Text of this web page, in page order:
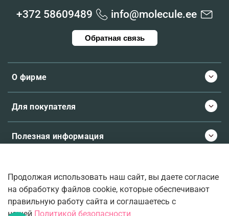
О фирме
Для покупателя
Полезная информация
+372 58609489 info@molecule.ee
Обратная связь
© 2026 Molecule.ee. Все права защищены
Продолжая использовать наш сайт, вы даете согласие
на обработку файлов cookie, которые обеспечивают
правильную работу сайта и соглашаетесь с
нашей Политикой безопасности